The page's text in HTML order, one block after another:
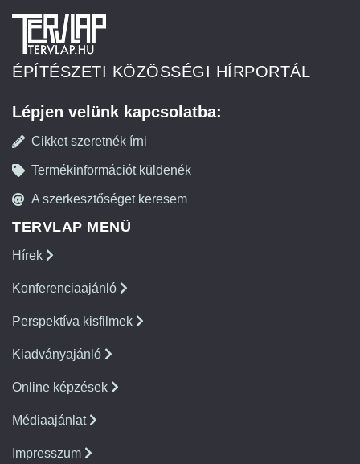
ÉPÍTÉSZETI KÖZÖSSÉGI HÍRPORTÁL
Lépjen velünk kapcsolatba:
Cikket szeretnék írni
Termékinformációt küldenék
A szerkesztőséget keresem
TERVLAP MENÜ
Hírek
Konferenciaajánló
Perspektíva kisfilmek
Kiadványajánló
Online képzések
Médiaajánlat
Impresszum